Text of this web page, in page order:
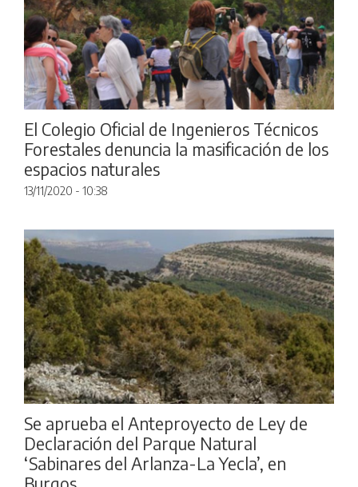
El Colegio Oficial de Ingenieros Técnicos
Forestales denuncia la masificación de los
espacios naturales
13/11/2020 - 10:38
Se aprueba el Anteproyecto de Ley de
Declaración del Parque Natural
‘Sabinares del Arlanza-La Yecla’, en